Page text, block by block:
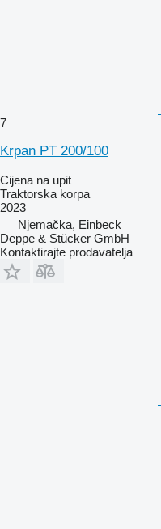
7
Krpan PT 200/100
Cijena na upit
Traktorska korpa
2023
Njemačka, Einbeck
Deppe & Stücker GmbH
Kontaktirajte prodavatelja